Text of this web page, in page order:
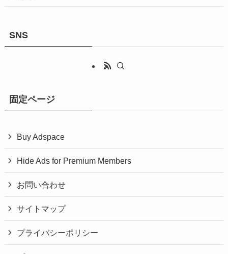
SNS
固定ページ
Buy Adspace
Hide Ads for Premium Members
お問い合わせ
サイトマップ
プライバシーポリシー